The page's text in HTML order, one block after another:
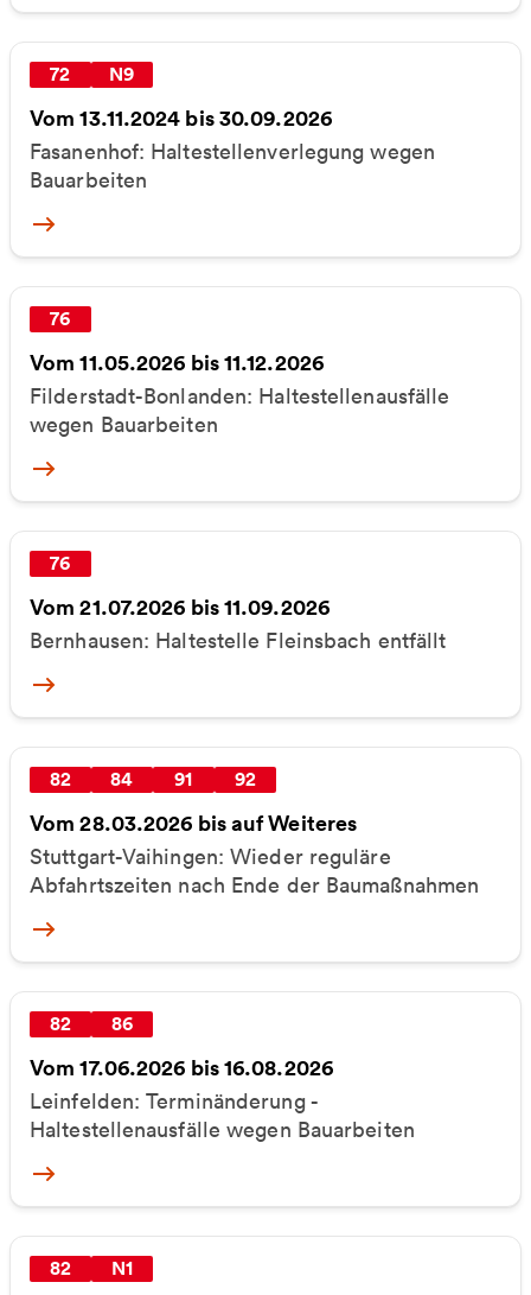
72 N9
Vom 13.11.2024 bis 30.09.2026
Fasanenhof: Haltestellenverlegung wegen
Bauarbeiten
More
76
Vom 11.05.2026 bis 11.12.2026
Filderstadt-Bonlanden: Haltestellenausfälle
wegen Bauarbeiten
More
76
Vom 21.07.2026 bis 11.09.2026
Bernhausen: Haltestelle Fleinsbach entfällt
More
82 84 91 92
Vom 28.03.2026 bis auf Weiteres
Stuttgart-Vaihingen: Wieder reguläre
Abfahrtszeiten nach Ende der Baumaßnahmen
More
82 86
Vom 17.06.2026 bis 16.08.2026
Leinfelden: Terminänderung -
Haltestellenausfälle wegen Bauarbeiten
More
82 N1